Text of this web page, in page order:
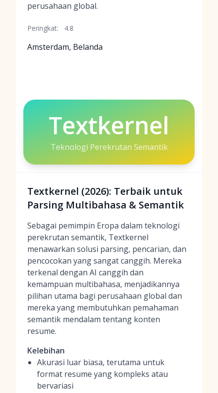
perusahaan global.
Peringkat: 4.8
Amsterdam, Belanda
Textkernel
Teknologi Perekrutan Semantik
Textkernel (2026): Terbaik untuk
Parsing Multibahasa & Semantik
Sebagai pemimpin Eropa dalam teknologi
perekrutan semantik, Textkernel
menawarkan solusi parsing, pencarian, dan
pencocokan yang sangat canggih. Mereka
terkenal dengan AI canggih dan
kemampuan multibahasa, menjadikannya
pilihan utama bagi perusahaan global dan
mereka yang membutuhkan pemahaman
semantik mendalam tentang konten
resume.
Kelebihan
Akurasi luar biasa, terutama untuk
format resume yang kompleks atau
bervariasi